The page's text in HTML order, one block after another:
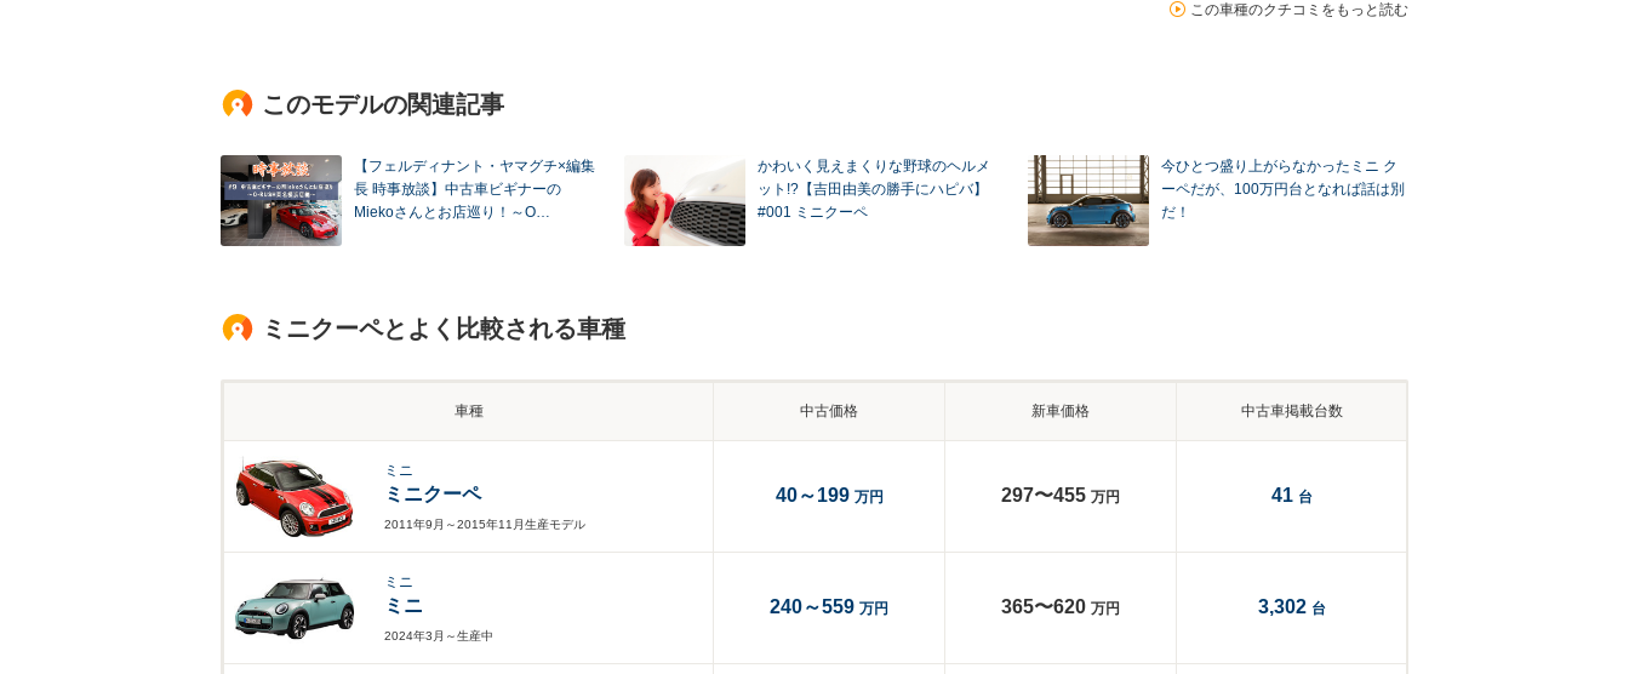
この車種のクチコミをもっと読む
このモデルの関連記事
【フェルディナント・ヤマグチ×編集
長 時事放談】中古車ビギナーの
Miekoさんとお店巡り！～O…
かわいく見えまくりな野球のヘルメ
ット!?【吉田由美の勝手にハピバ】
#001 ミニクーペ
今ひとつ盛り上がらなかったミニ ク
ーペだが、100万円台となれば話は別
だ！
ミニクーペとよく比較される車種
車種 中古価格 新車価格 中古車掲載台数
ミニ
ミニクーペ
2011年9月～2015年11月生産モデル
40～199 万円 297〜455 万円 41 台
ミニ
ミニ
2024年3月～生産中
240～559 万円 365〜620 万円 3,302 台